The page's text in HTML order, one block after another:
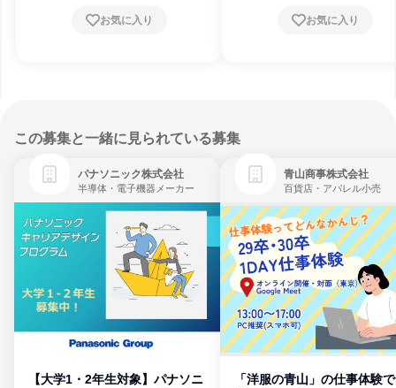
お気に入り お気に入り
この募集と一緒に見られている募集
パナソニック株式会社
半導体・電子機器メーカー
【大学1・2年生対象】パナソニ
青山商事株式会社
百貨店・アパレル小売
「洋服の青山」の仕事体験